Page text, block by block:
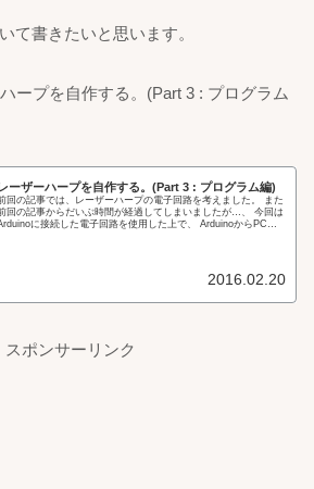
て書きたいと思います。
ープを自作する。(Part 3 : プログラム
ーザーハープを自作する。(Part 3 : プログラム編)
回の記事では、レーザーハープの電子回路を考えました。 また
回の記事からだいぶ時間が経過してしまいましたが…、 今回は
に接続した電子回路を使用した上で、 ArduinoからPCに
2016.02.20
スポンサーリンク